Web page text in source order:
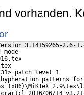
vorhanden.
3.14159265-2.6-
31> patch level 1
hyphenation patterns
(x86)\MiKTeX
2016/06/14